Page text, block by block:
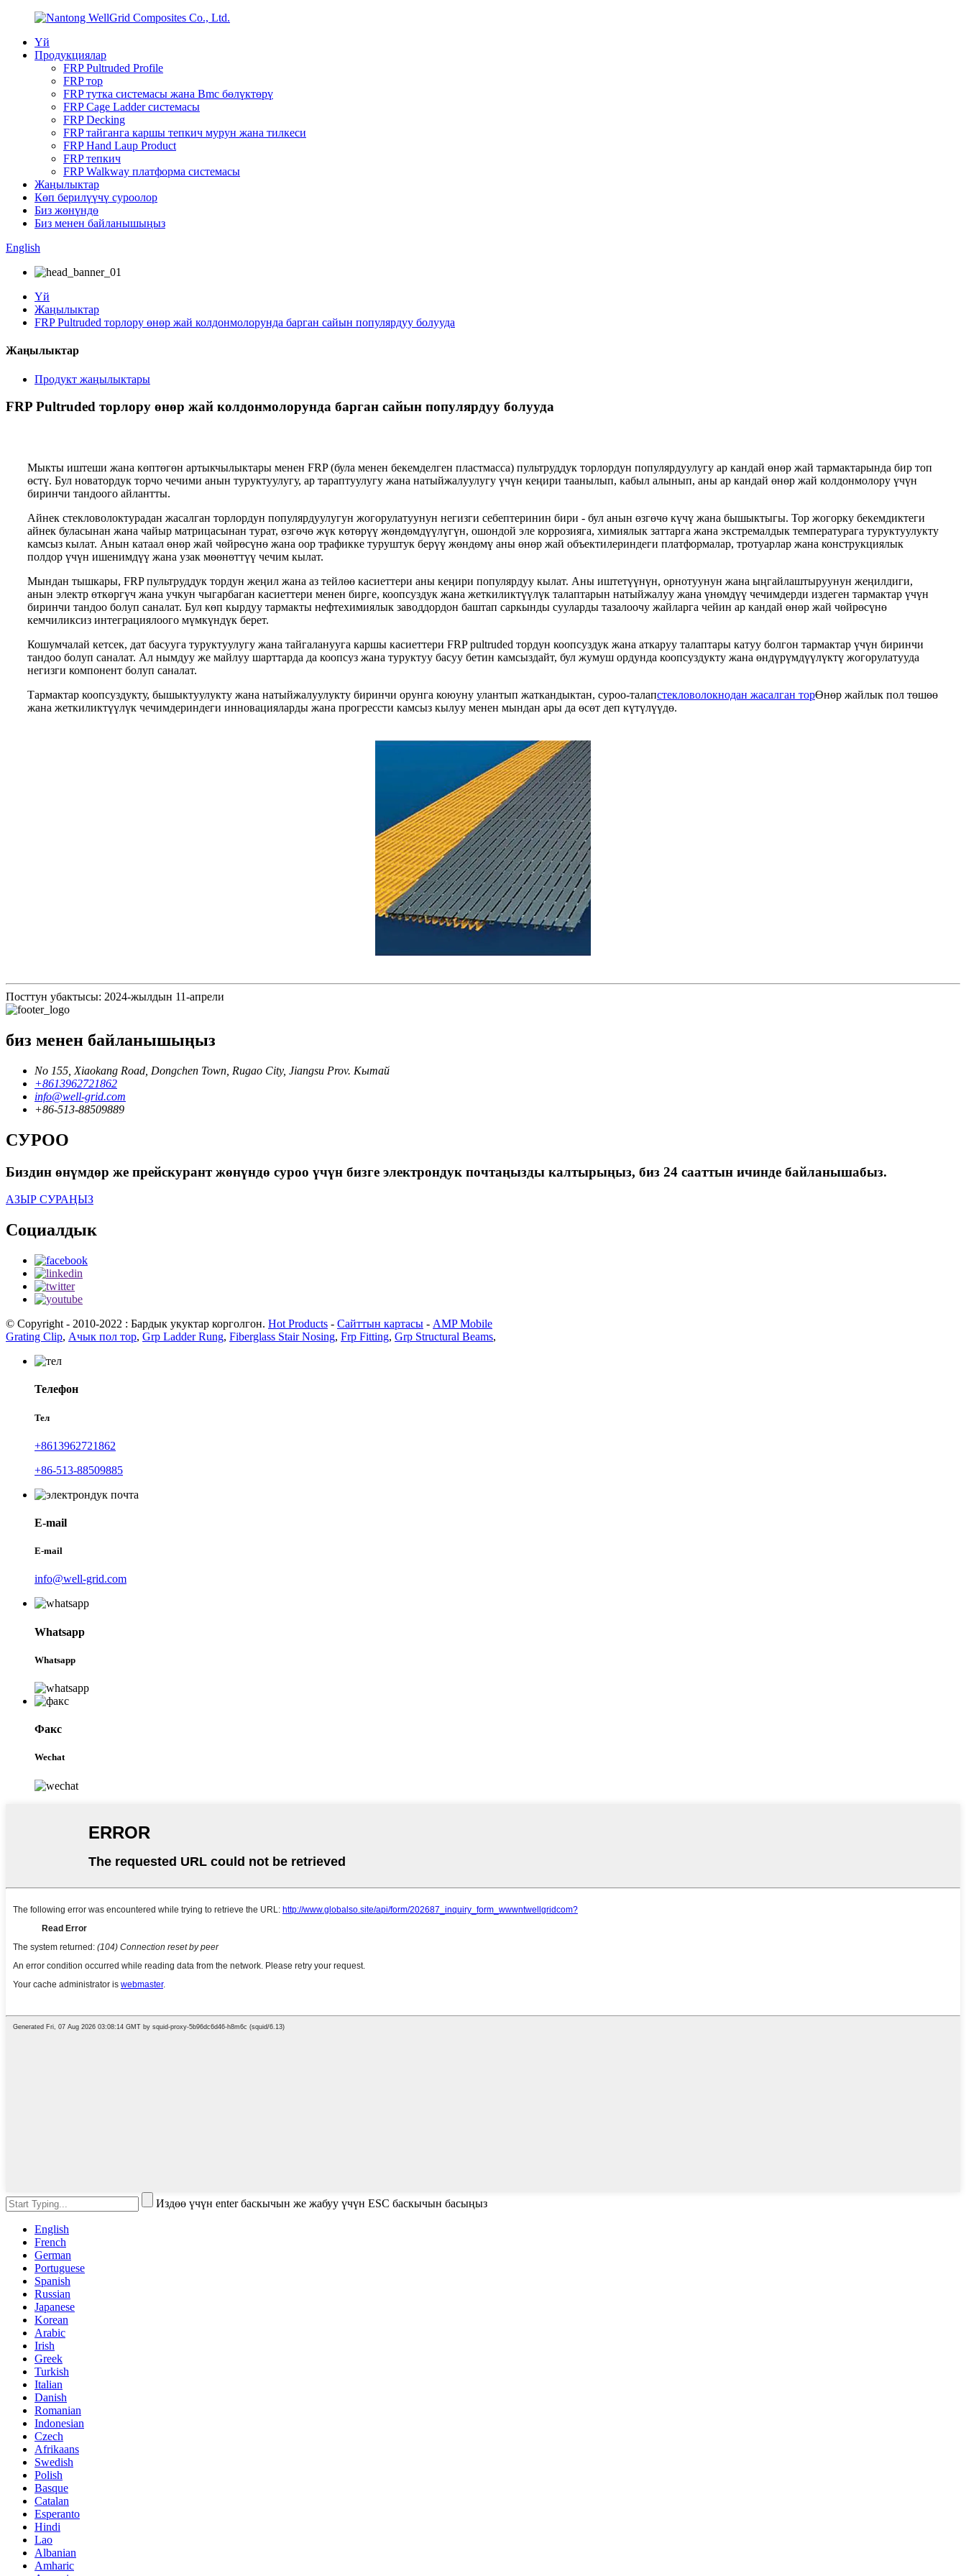
Үй
Продукциялар
FRP Pultruded Profile
FRP тор
FRP тутка системасы жана Bmc бөлүктөрү
FRP Cage Ladder системасы
FRP Decking
FRP тайганга каршы тепкич мурун жана тилкеси
FRP Hand Laup Product
FRP тепкич
FRP Walkway платформа системасы
Жаңылыктар
Көп берилүүчү суроолор
Биз жөнүндө
Биз менен байланышыңыз
English
Үй
Жаңылыктар
FRP Pultruded торлору өнөр жай колдонмолорунда барган сайын популярдуу болууда
Жаңылыктар
Продукт жаңылыктары
FRP Pultruded торлору өнөр жай колдонмолорунда барган сайын популярдуу болууда
Мыкты иштеши жана көптөгөн артыкчылыктары менен FRP (була менен бекемделген пластмасса) пультруддук торлордун популярдуулугу ар кандай өнөр жай тармактарында бир топ
өстү. Бул новатордук торчо чечими анын туруктуулугу, ар тараптуулугу жана натыйжалуулугу үчүн кеңири таанылып, кабыл алынып, аны ар кандай өнөр жай колдонмолору үчүн
биринчи тандоого айлантты.
Айнек стекловолоктурадан жасалган торлордун популярдуулугун жогорулатуунун негизги себептеринин бири - бул анын өзгөчө күчү жана бышыктыгы. Тор жогорку бекемдиктеги
айнек буласынан жана чайыр матрицасынан турат, өзгөчө жүк көтөрүү жөндөмдүүлүгүн, ошондой эле коррозияга, химиялык заттарга жана экстремалдык температурага туруктуулукту
камсыз кылат. Анын катаал өнөр жай чөйрөсүнө жана оор трафикке туруштук берүү жөндөмү аны өнөр жай объектилериндеги платформалар, тротуарлар жана конструкциялык
полдор үчүн ишенимдүү жана узак мөөнөттүү чечим кылат.
Мындан тышкары, FRP пультруддук тордун жеңил жана аз тейлөө касиеттери аны кеңири популярдуу кылат. Аны иштетүүнүн, орнотуунун жана ыңгайлаштыруунун жеңилдиги,
анын электр өткөргүч жана учкун чыгарбаган касиеттери менен бирге, коопсуздук жана жеткиликтүүлүк талаптарын натыйжалуу жана үнөмдүү чечимдерди издеген тармактар ​​үчүн
биринчи тандоо болуп саналат. Бул көп кырдуу тармакты нефтехимиялык заводдордон баштап саркынды сууларды тазалоочу жайларга чейин ар кандай өнөр жай чөйрөсүнө
кемчиликсиз интеграциялоого мүмкүндүк берет.
Кошумчалай кетсек, дат басууга туруктуулугу жана тайгаланууга каршы касиеттери FRP pultruded тордун коопсуздук жана аткаруу талаптары катуу болгон тармактар ​​үчүн биринчи
тандоо болуп саналат. Ал нымдуу же майлуу шарттарда да коопсуз жана туруктуу басуу бетин камсыздайт, бул жумуш ордунда коопсуздукту жана өндүрүмдүүлүктү жогорулатууда
негизги компонент болуп саналат.
Тармактар ​​коопсуздукту, бышыктуулукту жана натыйжалуулукту биринчи орунга коюуну улантып жаткандыктан, суроо-талапстекловолокнодан жасалган торӨнөр жайлык пол төшөө
жана жеткиликтүүлүк чечимдериндеги инновацияларды жана прогрессти камсыз кылуу менен мындан ары да өсөт деп күтүлүүдө.
Посттун убактысы: 2024-жылдын 11-апрели
биз менен байланышыңыз
No 155, Xiaokang Road, Dongchen Town, Rugao City, Jiangsu Prov. Кытай
+8613962721862
info@well-grid.com
+86-513-88509889
СУРОО
Биздин өнүмдөр же прейскурант жөнүндө суроо үчүн бизге электрондук почтаңызды калтырыңыз, биз 24 сааттын ичинде байланышабыз.
АЗЫР СУРАҢЫЗ
Социалдык
© Copyright - 2010-2022 : Бардык укуктар корголгон. Hot Products - Сайттын картасы - AMP Mobile
Grating Clip, Ачык пол тор, Grp Ladder Rung, Fiberglass Stair Nosing, Frp Fitting, Grp Structural Beams,
Телефон
Тел
+8613962721862
+86-513-88509885
E-mail
E-mail
info@well-grid.com
Whatsapp
Whatsapp
Факс
Wechat
Издөө үчүн enter баскычын же жабуу үчүн ESC баскычын басыңыз
English
French
German
Portuguese
Spanish
Russian
Japanese
Korean
Arabic
Irish
Greek
Turkish
Italian
Danish
Romanian
Indonesian
Czech
Afrikaans
Swedish
Polish
Basque
Catalan
Esperanto
Hindi
Lao
Albanian
Amharic